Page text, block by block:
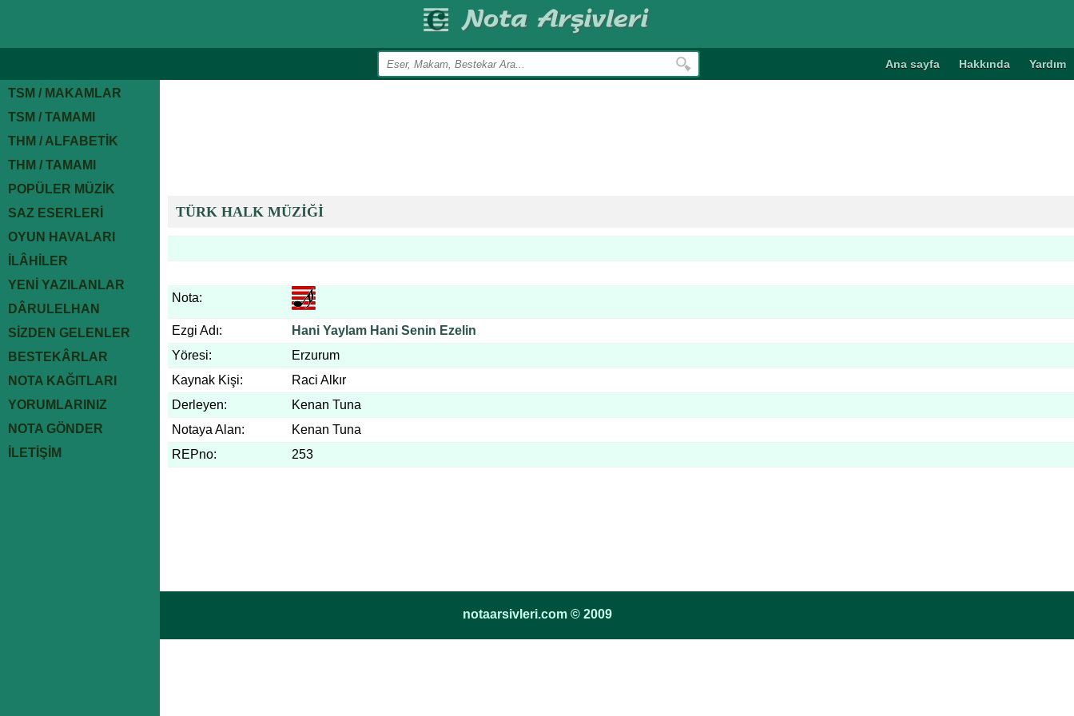
Ana sayfa Hakkında Yardım
TSM / MAKAMLAR
TSM / TAMAMI
THM / ALFABETİK
THM / TAMAMI
POPÜLER MÜZİK
SAZ ESERLERİ
OYUN HAVALARI
İLÂHİLER
YENİ YAZILANLAR
DÂRULELHAN
SİZDEN GELENLER
BESTEKÂRLAR
NOTA KAĞITLARI
YORUMLARINIZ
NOTA GÖNDER
İLETİŞİM
TÜRK HALK MÜZİĞİ
Nota:
Ezgi Adı:
Hani Yaylam Hani Senin Ezelin
Yöresi:
Erzurum
Kaynak Kişi:
Raci Alkır
Derleyen:
Kenan Tuna
Notaya Alan:
Kenan Tuna
REPno:
253
notaarsivleri.com © 2009